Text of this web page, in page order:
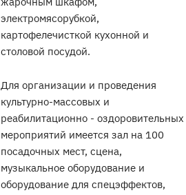
электромясорубкой,
картофелечисткой кухонной и
столовой посудой.
Для организации и проведения
культурно-массовых и
реабилитационно - оздоровительных
мероприятий имеется зал на 100
посадочных мест, сцена,
музыкальное оборудование и
оборудование для спецэффектов,